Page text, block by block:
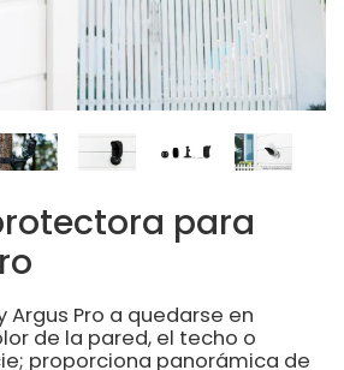
para
Argus Pro a quedarse en
de la pared, el techo o
proporciona panorámica de